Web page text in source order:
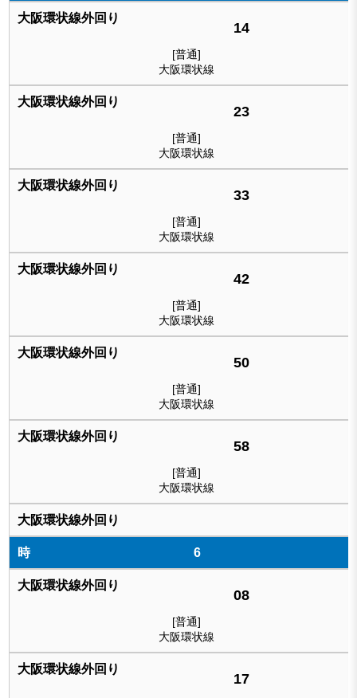
14
[普通]
大阪環状線
23
[普通]
大阪環状線
33
[普通]
大阪環状線
42
[普通]
大阪環状線
50
[普通]
大阪環状線
58
[普通]
大阪環状線
6
08
[普通]
大阪環状線
17